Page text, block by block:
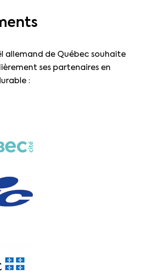
allemand de Québec souhaite
ses partenaires en
: